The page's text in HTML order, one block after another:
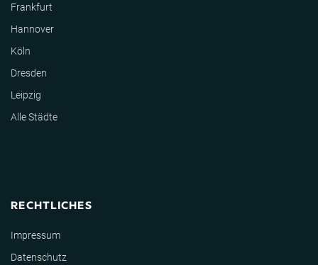
Frankfurt
Hannover
Köln
Dresden
Leipzig
Alle Städte
RECHTLICHES
Impressum
Datenschutz